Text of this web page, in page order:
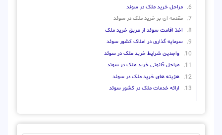
مراحل خرید ملک در سوئد
مقدمه ای بر خرید ملک در سوئد
اخذ اقامت سوئد از طریق خرید ملک
سرمایه گذاری در املاک کشور سوئد
واجدین شرایط خرید ملک در سوئد
مراحل قانونی خرید ملک در سوئد
هزینه های خرید ملک در سوئد
ارائه خدمات ملک در کشور سوئد